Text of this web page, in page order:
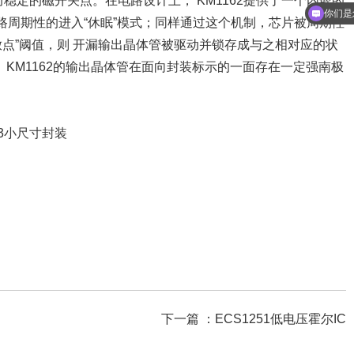
期性的进入“休眠”模式；同样通过这个机制，芯片被周期性
”阈值，则 开漏输出晶体管被驱动并锁存成与之相对应的状
的输出晶体管在面向封装标示的一面存在一定强南极
尺寸封装
下一篇 ： ECS1251低电压霍尔IC
你们